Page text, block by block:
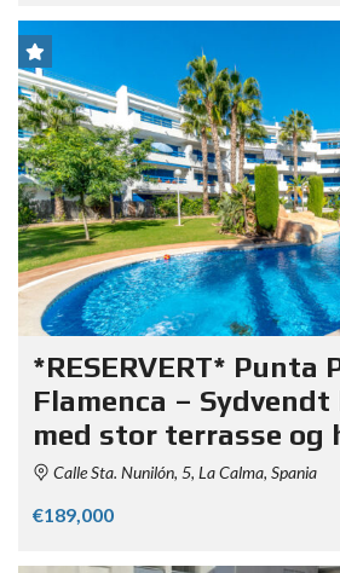
*RESERVERT* Punta
Flamenca –
med stor terrasse og
Calle Sta. Nunilón, 5, La Calma, Spania
€189,000